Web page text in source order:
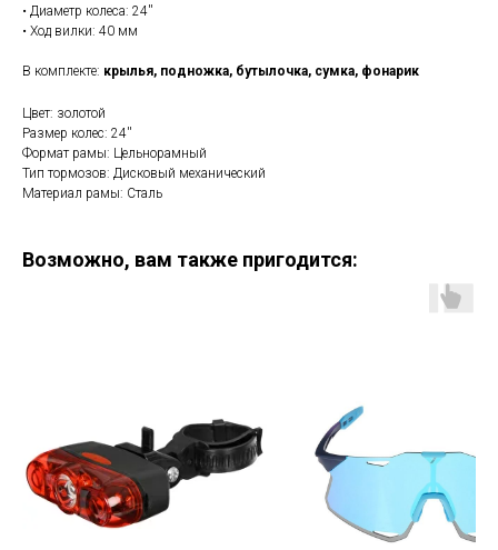
• Диаметр колеса: 24''
• Ход вилки: 40 мм
В комплекте: крылья, подножка, бутылочка, сумка, фонарик
Цвет: золотой
Размер колес: 24''
Формат рамы: Цельнорамный
Тип тормозов: Дисковый механический
Материал рамы: Сталь
Возможно, вам также пригодится: